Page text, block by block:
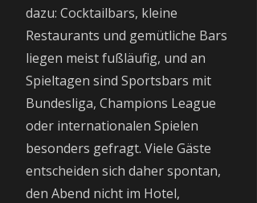
dazu: Cocktailbars, kleine
Restaurants und gemütliche Bars
liegen meist fußläufig, und an
Spieltagen sind Sportsbars mit
Bundesliga, Champions League
oder internationalen Spielen
besonders gefragt. Viele Gäste
entscheiden sich daher spontan,
den Abend nicht im Hotel,